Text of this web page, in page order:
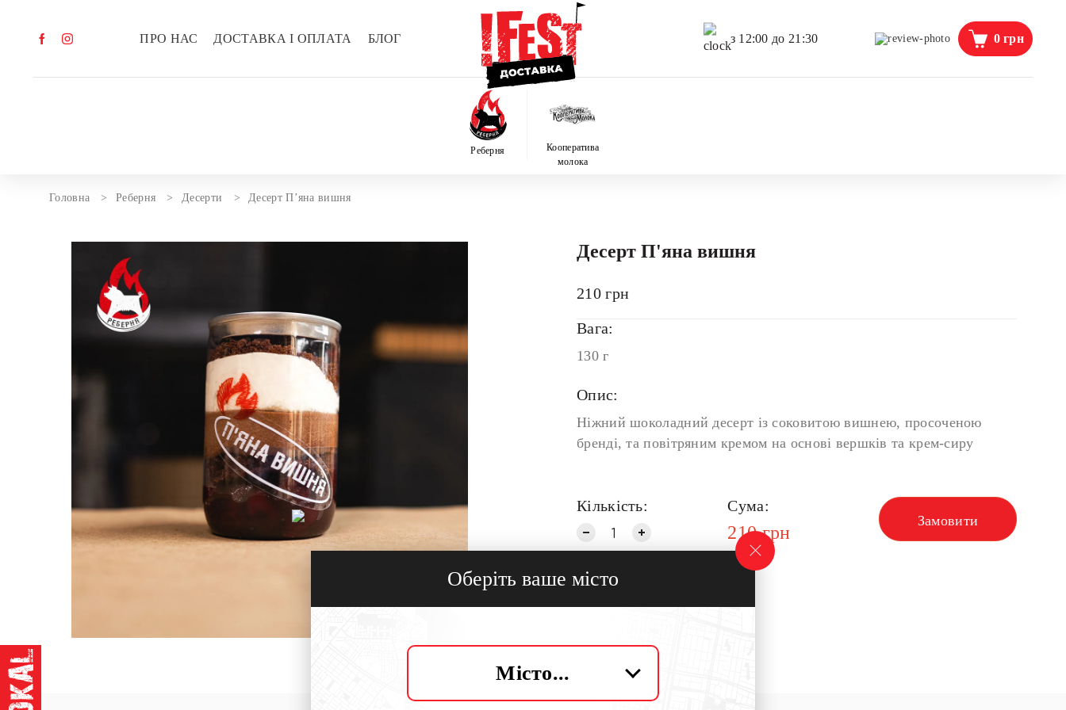
ПРО НАС ДОСТАВКА І ОПЛАТА БЛОГ з 12:00 до 21:30 0грн
Реберня
Кооператива
молока
Головна Реберня Десерти Десерт П’яна вишня
Десерт П'яна вишня
210 грн
Вага:
130 г
Опис:
Ніжний шоколадний десерт із соковитою вишнею, просоченою
бренді, та повітряним кремом на основі вершків та крем-сиру
Кількість: Сума:
210 грн
Замовити
Оберіть ваше місто
Місто...